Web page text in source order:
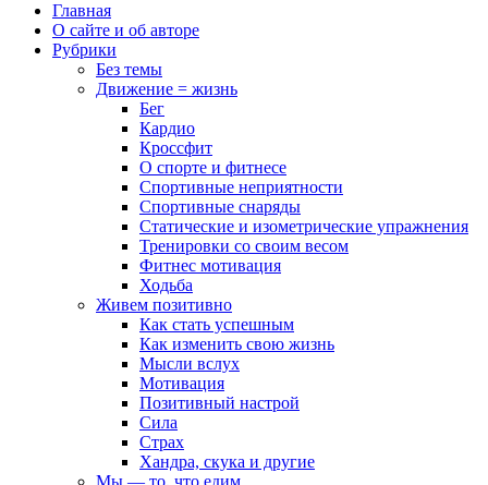
Главная
О сайте и об авторе
Рубрики
Без темы
Движение = жизнь
Бег
Кардио
Кроссфит
О спорте и фитнесе
Спортивные неприятности
Спортивные снаряды
Статические и изометрические упражнения
Тренировки со своим весом
Фитнес мотивация
Ходьба
Живем позитивно
Как стать успешным
Как изменить свою жизнь
Мысли вслух
Мотивация
Позитивный настрой
Сила
Страх
Хандра, скука и другие
Мы — то, что едим